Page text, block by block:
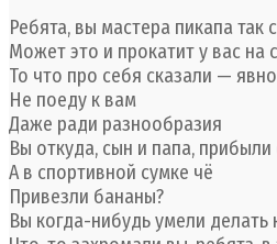
Ребята, вы мастера пикапа так
Может это и прокатит у вас на
То что про себя сказали —
Не поеду к вам
Даже ради разнообразия
Вы откуда, сын и папа, прибыли
А в спортивной сумке чё
Привезли бананы?
Вы когда-нибудь умели